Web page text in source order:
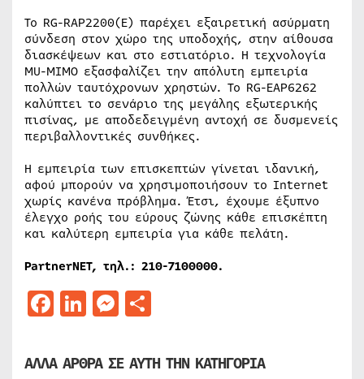
Το RG-RAP2200(Ε) παρέχει εξαιρετική ασύρματη
σύνδεση στον χώρο της υποδοχής, στην αίθουσα
διασκέψεων και στο εστιατόριο. Η τεχνολογία
MU-MIMO εξασφαλίζει την απόλυτη εμπειρία
πολλών ταυτόχρονων χρηστών. Το RG-EAP6262
καλύπτει το σενάριο της μεγάλης εξωτερικής
πισίνας, με αποδεδειγμένη αντοχή σε δυσμενείς
περιβαλλοντικές συνθήκες.
Η εμπειρία των επισκεπτών γίνεται ιδανική,
αφού μπορούν να χρησιμοποιήσουν το Internet
χωρίς κανένα πρόβλημα. Έτσι, έχουμε έξυπνο
έλεγχο ροής του εύρους ζώνης κάθε επισκέπτη
και καλύτερη εμπειρία για κάθε πελάτη.
PartnerNET, τηλ.: 210-7100000.
Facebook
LinkedIn
Messenger
ΑΛΛΑ ΑΡΘΡΑ ΣΕ ΑΥΤΗ ΤΗΝ ΚΑΤΗΓΟΡΙΑ